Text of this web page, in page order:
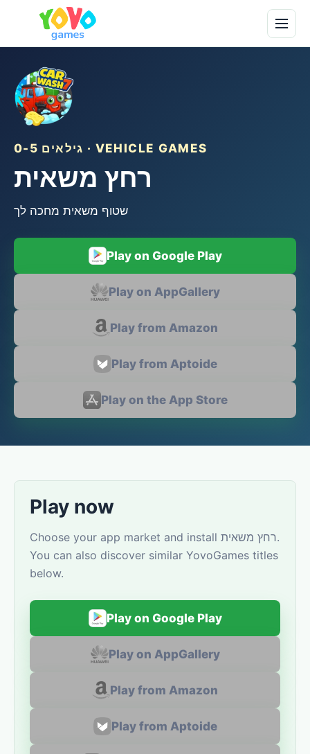
גילאים 0-5 · VEHICLE GAMES
רחץ משאית
שטוף משאית מחכה לך
Play on Google Play
Play on AppGallery
Play from Amazon
Play from Aptoide
Play on the App Store
Play now
Choose your app market and install רחץ משאית.
You can also discover similar YovoGames titles
below.
Play on Google Play
Play on AppGallery
Play from Amazon
Play from Aptoide